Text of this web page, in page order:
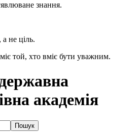
знання.
не ціль.
той, хто вміє бути уважним.
академія